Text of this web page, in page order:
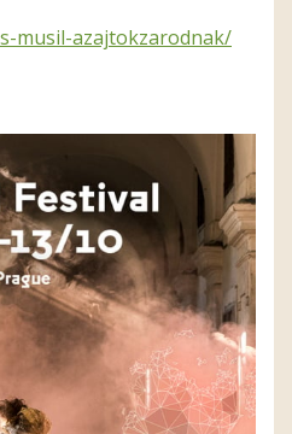
musil-azajtokzarodnak/